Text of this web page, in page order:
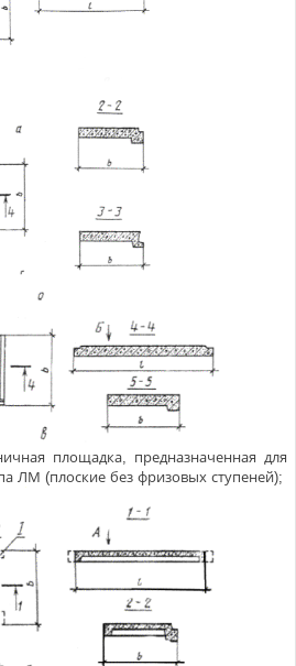
площадка, предназначенная для
ЛМ (плоские без фризовых ступеней);